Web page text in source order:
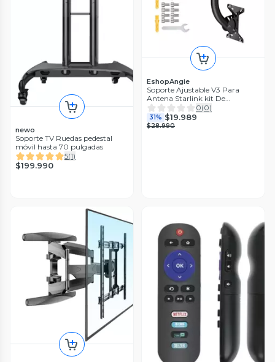
newo
Soporte TV Ruedas pedestal
móvil hasta 70 pulgadas
5(1)
$199.990
EshopAngie
Soporte Ajustable V3 Para
Antena Starlink kit De
Instalacion
0(0)
31% $19.989
$28.990